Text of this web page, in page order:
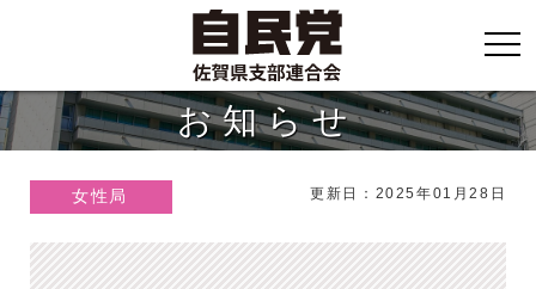
お知らせ
女性局 更新日：2025年01月28日